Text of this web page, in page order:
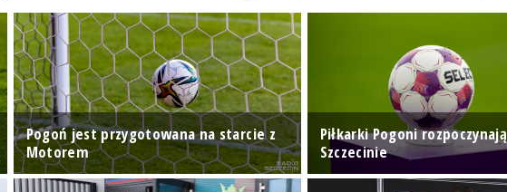
Pogoń jest przygotowana na starcie z
Motorem
Piłkarki Pogoni
Szczecinie